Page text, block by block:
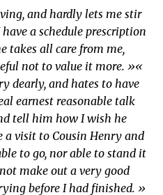
and hardly lets me stir
have a schedule prescription
takes all care from me,
not to value it more. »«
dearly, and hates to have
earnest reasonable talk
tell him how I wish he
a visit to Cousin Henry and
to go, nor able to stand it
make out a very good
before I had finished. »